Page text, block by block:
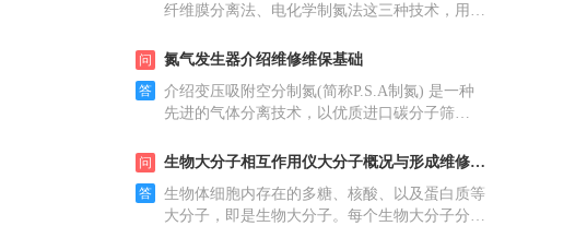
纤维膜分离法、电化学制氮法这三种技术，用途
压吸附技术变压吸附是以空气为原料，以碳
问 氮气发生器介绍维修维保基础
答
介绍变压吸附空分制氮(简称P.S.A制氮) 是一种
先进的气体分离技术，以优质进口碳分子筛
（PSA）分离空气制取高纯度的氮气。应用：
问 生物大分子相互作用仪大分子概况与形成维修维保基础
答
生物体细胞内存在的多糖、核酸、以及蛋白质等
大分子，即是生物大分子。每个生物大分子分子